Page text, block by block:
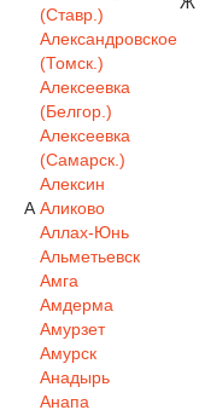
А
(Ставр.)
Александровское
(Томск.)
Алексеевка
(Белгор.)
Алексеевка
(Самарск.)
Алексин
Аликово
Аллах-Юнь
Альметьевск
Амга
Амдерма
Амурзет
Амурск
Анадырь
Анапа